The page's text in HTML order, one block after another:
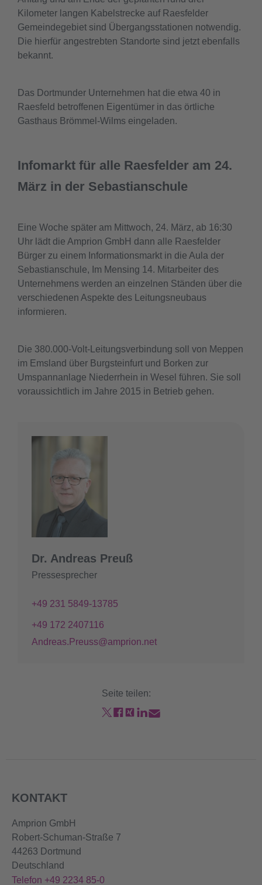
Kilometer langen Kabelstrecke auf Raesfelder
Gemeindegebiet sind Übergangsstationen notwendig.
Die hierfür angestrebten Standorte sind jetzt ebenfalls
bekannt.
Das Dortmunder Unternehmen hat die etwa 40 in
Raesfeld betroffenen Eigentümer in das örtliche
Gasthaus Brömmel-Wilms eingeladen.
Infomarkt für alle Raesfelder am 24.
März in der Sebastianschule
Eine Woche später am Mittwoch, 24. März, ab 16:30
Uhr lädt die Amprion GmbH dann alle Raesfelder
Bürger zu einem Informationsmarkt in die Aula der
Sebastianschule, Im Mensing 14. Mitarbeiter des
Unternehmens werden an einzelnen Ständen über die
verschiedenen Aspekte des Leitungsneubaus
informieren.
Die 380.000-Volt-Leitungsverbindung soll von Meppen
im Emsland über Burgsteinfurt und Borken zur
Umspannanlage Niederrhein in Wesel führen. Sie soll
voraussichtlich im Jahre 2015 in Betrieb gehen.
Dr. Andreas Preuß
Pressesprecher
+49 231 5849-13785
+49 172 2407116
Andreas.Preuss@amprion.net
Seite teilen:
KONTAKT
Amprion GmbH
Robert-Schuman-Straße 7
44263 Dortmund
Deutschland
Telefon +49 2234 85-0